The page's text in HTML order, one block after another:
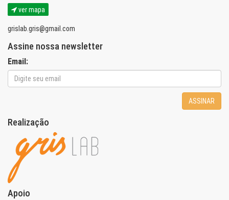
ver mapa
grislab.gris@gmail.com
Assine nossa newsletter
Email:
ASSINAR
Realização
Apoio